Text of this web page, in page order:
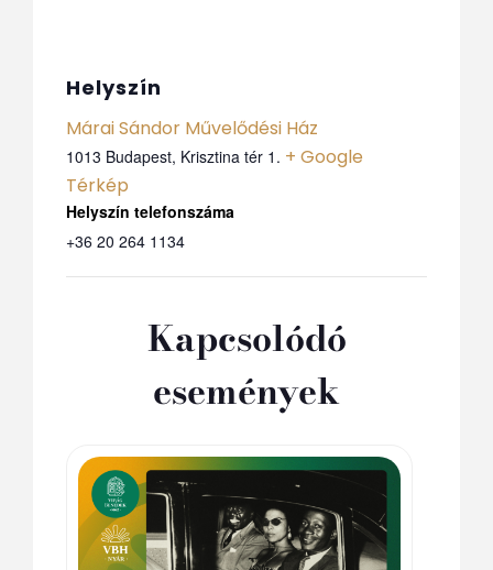
Helyszín
Márai Sándor Művelődési Ház
1013 Budapest, Krisztina tér 1. + Google
Térkép
+36 20 264 1134
Kapcsolódó
események